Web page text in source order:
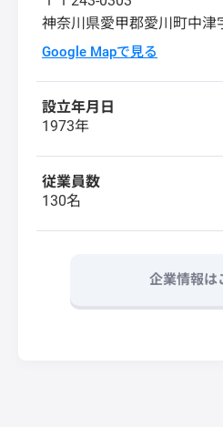
神奈川県愛甲郡愛川町中津
Google Mapで見る
設立年月日
1973年
従業員数
130名
企業情報は